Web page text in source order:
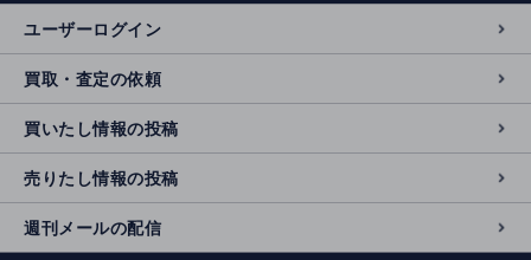
ユーザーログイン
買取・査定の依頼
買いたし情報の投稿
売りたし情報の投稿
週刊メールの配信